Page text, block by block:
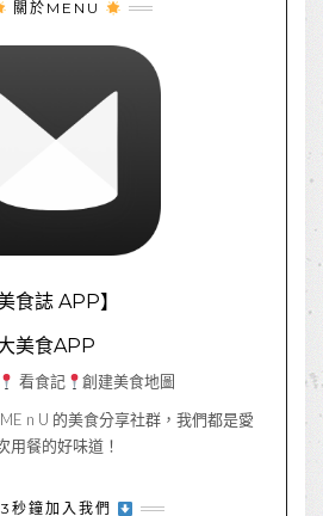
關於MENU
食誌 APP】
美食APP
看食記
創建美食地圖
n U 的美食分享社群，我們都是愛
用餐的好味道！
3秒鐘加入我們